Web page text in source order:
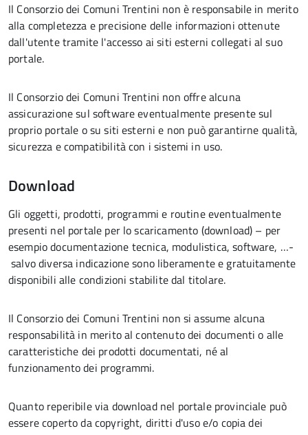
Il Consorzio dei Comuni Trentini non è responsabile in merito
alla completezza e precisione delle informazioni ottenute
dall'utente tramite l'accesso ai siti esterni collegati al suo
portale.
Il Consorzio dei Comuni Trentini non offre alcuna
assicurazione sul software eventualmente presente sul
proprio portale o su siti esterni e non può garantirne qualità,
sicurezza e compatibilità con i sistemi in uso.
Download
Gli oggetti, prodotti, programmi e routine eventualmente
presenti nel portale per lo scaricamento (download) – per
esempio documentazione tecnica, modulistica, software, …-
salvo diversa indicazione sono liberamente e gratuitamente
disponibili alle condizioni stabilite dal titolare.
Il Consorzio dei Comuni Trentini non si assume alcuna
responsabilità in merito al contenuto dei documenti o alle
caratteristiche dei prodotti documentati, né al
funzionamento dei programmi.
Quanto reperibile via download nel portale provinciale può
essere coperto da copyright, diritti d'uso e/o copia dei